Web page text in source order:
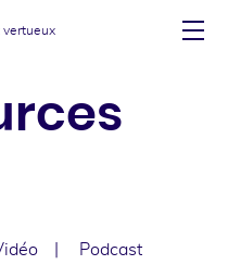
vertueux
Podcast